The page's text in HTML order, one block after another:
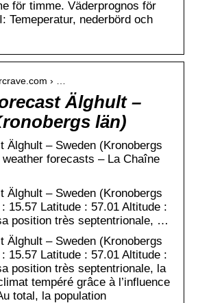
för timme. Väderprognos för
Temeperatur, nederbörd och
› …
Älghult –
län)
Älghult – Sweden (Kronobergs
forecasts – La Chaîne
Älghult – Sweden (Kronobergs
15.57 Latitude : 57.01 Altitude :
position très septentrionale, …
Älghult – Sweden (Kronobergs
15.57 Latitude : 57.01 Altitude :
position très septentrionale, la
tempéré grâce à l’influence
total, la population